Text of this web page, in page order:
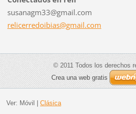
susanagm33@gmail.com
relicerredoibias@gmail.com
© 2011 Todos los derechos
Crea una web gratis
Ver: Móvil Clásica